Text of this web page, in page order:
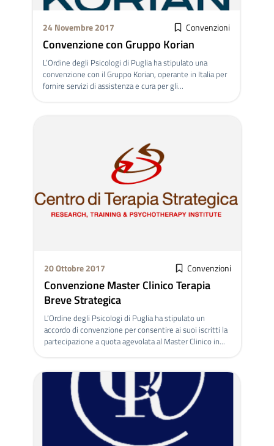
24 Novembre 2017 Convenzioni
Convenzione con Gruppo Korian
L’Ordine degli Psicologi di Puglia ha stipulato una
convenzione con il Gruppo Korian, operante in Italia per
fornire servizi di assistenza e cura per gli...
20 Ottobre 2017 Convenzioni
Convenzione Master Clinico Terapia
Breve Strategica
L’Ordine degli Psicologi di Puglia ha stipulato un
accordo di convenzione per consentire ai suoi iscritti la
partecipazione a quota agevolata al Master Clinico in...